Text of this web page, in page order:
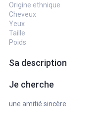
Origine ethnique
Cheveux
Yeux
Taille
Poids
Sa description
Je cherche
une amitié sincère